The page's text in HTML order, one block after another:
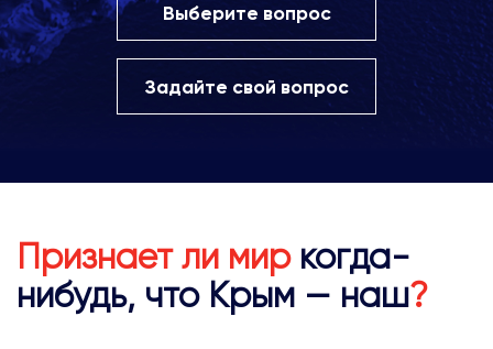
Выберите вопрос
Задайте свой вопрос
Признает ли мир когда-
нибудь, что Крым — наш?